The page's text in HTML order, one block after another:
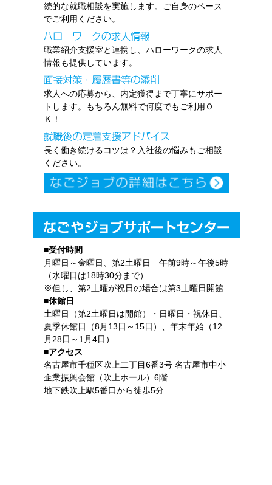
続的な就職相談を実施します。ご自身のペース
でご利用ください。
職業紹介支援室と連携し、ハローワークの求人
情報も提供しています。
求人への応募から、内定獲得まで丁寧にサポー
トします。もちろん無料で何度でもご利用Ｏ
Ｋ！
長く働き続けるコツは？入社後の悩みもご相談
ください。
■受付時間
月曜日～金曜日、第2土曜日 午前9時～午後5時
（水曜日は18時30分まで）
※但し、第2土曜が祝日の場合は第3土曜日開館
■休館日
土曜日（第2土曜日は開館）・日曜日・祝休日、
夏季休館日（8月13日～15日）、年末年始（12
月28日～1月4日）
■アクセス
名古屋市千種区吹上二丁目6番3号 名古屋市中小
企業振興会館（吹上ホール）6階
地下鉄吹上駅5番口から徒歩5分